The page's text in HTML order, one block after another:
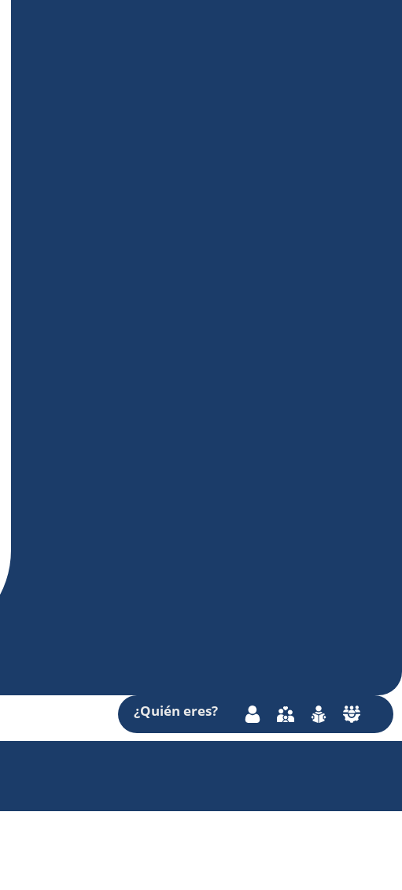
¿Quiéneres?